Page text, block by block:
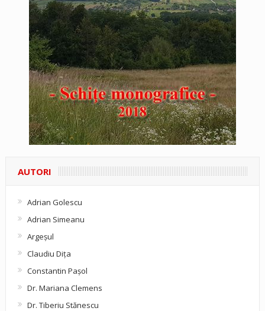
AUTORI
Adrian Golescu
Adrian Simeanu
Argeşul
Claudiu Diţa
Constantin Pașol
Dr. Mariana Clemens
Dr. Tiberiu Stănescu